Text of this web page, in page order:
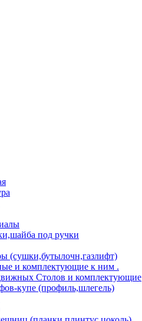
под ручки
(сушки,бутылочн,газлифт)
и комплектующие к ним .
Столов и комплектующие
купе (профиль,шлегель)